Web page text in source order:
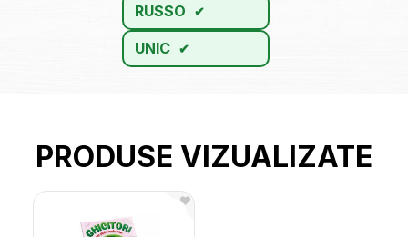
RUSSO
UNIC
PRODUSE VIZUALIZATE